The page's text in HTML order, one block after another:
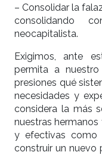
– Consolidar la
consolidando
neocapitalista.
Exigimos, ante
permita a
presiones qué
necesidades y
considera la más
nuestras
y efectivas como
construir un nuevo